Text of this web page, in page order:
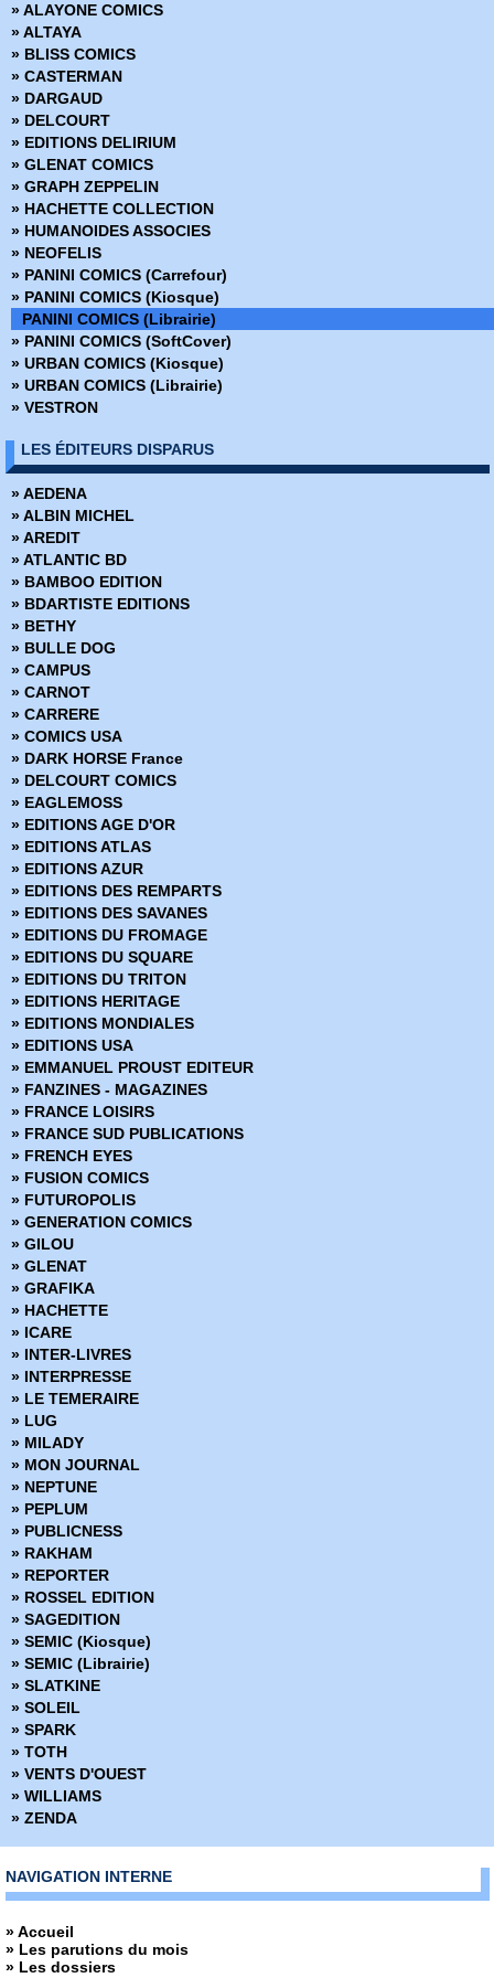
» AWA Studios
» Best Comics
» Best of Marvel
» Best Sellers
» Black, White & Blood
» Boom Studios
» Buffy contre les vampires
» Buffy contre les vampires Saison 8
» Coffret Panini Comics
» Collection inconnue
» Conan (2009)
» Conan Colossal
» Conan le barbare (2019)
» Conan le barbare (2024)
» Dark Horse
» Dark Side
» DC Absolute
» DC Anthologie
» DC Archives
» DC Cult
» DC Deluxe
» DC Heroes
» DC Icons
» DC Omnibus
» Deadpool Versus
» Dynamite
» Edition limitée
» Edition Prestige
» Encyclopédies Marvel
» Ere de Conan
» Fringe
» Green Hornet
» Hors Collections
» Iron-man - Les Aventures
» La planéte des singes
» Le printemps des Comics
» Les chroniques de Conan
» Marvel - Les grandes sagas
» Marvel - Les incontournables
» Marvel - Les origines
Marvel Absolute
» Marvel Anthologie
» Marvel Aventures
» Marvel Cinematic
» Marvel Classic - Les Intégrales
» Marvel Dark
» Marvel Decades
» Marvel Deluxe
» Marvel Epic Collection
» Marvel Events
» Marvel Gold
» Marvel Graphic Novels
» Marvel Icons
» Marvel Illustration Book
» Marvel Kids
» Marvel Legacy
» Marvel Max
» Marvel Mini Monster
» Marvel Monster Edition
» Marvel Multiverse
» Marvel Next Gen
» Marvel Now
» Marvel Omnibus
» Marvel Poche
» Marvel Premium
» Marvel Prestige
» Marvel Select
» Marvel Super Héroines
» Marvel Transatlantique
» Marvel Verse
» Marvel Vintage
» Marvel Visionnaries
» Millarworld
» Miracleman
» Must Have
» Nomen Omen
» Panini Comics France fête ses 20 ans
» Powers
» Prix Découverte
» Project Superpowers
» Red Sonja
» Savage Sword of Conan (2019)
» Savage Sword of Conan (2025)
» Shaolin Cowboy
» Spider-man
» Spider-man - Les Aventures
» Spider-man - Les incontournables
» ALAYONE COMICS
» ALTAYA
» BLISS COMICS
» CASTERMAN
» DARGAUD
» DELCOURT
» EDITIONS DELIRIUM
» GLENAT COMICS
» GRAPH ZEPPELIN
» HACHETTE COLLECTION
» HUMANOIDES ASSOCIES
» NEOFELIS
» PANINI COMICS (Carrefour)
» PANINI COMICS (Kiosque)
PANINI COMICS (Librairie)
» PANINI COMICS (SoftCover)
» URBAN COMICS (Kiosque)
» URBAN COMICS (Librairie)
» VESTRON
LES ÉDITEURS DISPARUS
» AEDENA
» ALBIN MICHEL
» AREDIT
» ATLANTIC BD
» BAMBOO EDITION
» BDARTISTE EDITIONS
» BETHY
» BULLE DOG
» CAMPUS
» CARNOT
» CARRERE
» COMICS USA
» DARK HORSE France
» DELCOURT COMICS
» EAGLEMOSS
» EDITIONS AGE D'OR
» EDITIONS ATLAS
» EDITIONS AZUR
» EDITIONS DES REMPARTS
» EDITIONS DES SAVANES
» EDITIONS DU FROMAGE
» EDITIONS DU SQUARE
» EDITIONS DU TRITON
» EDITIONS HERITAGE
» EDITIONS MONDIALES
» EDITIONS USA
» EMMANUEL PROUST EDITEUR
» FANZINES - MAGAZINES
» FRANCE LOISIRS
» FRANCE SUD PUBLICATIONS
» FRENCH EYES
» FUSION COMICS
» FUTUROPOLIS
» GENERATION COMICS
» GILOU
» GLENAT
» GRAFIKA
» HACHETTE
» ICARE
» INTER-LIVRES
» INTERPRESSE
» LE TEMERAIRE
» LUG
» MILADY
» MON JOURNAL
» NEPTUNE
» PEPLUM
» PUBLICNESS
» RAKHAM
» REPORTER
» ROSSEL EDITION
» SAGEDITION
» SEMIC (Kiosque)
» SEMIC (Librairie)
» SLATKINE
» SOLEIL
» SPARK
» TOTH
» VENTS D'OUEST
» WILLIAMS
» ZENDA
NAVIGATION INTERNE
» Accueil
» Les parutions du mois
» Les dossiers